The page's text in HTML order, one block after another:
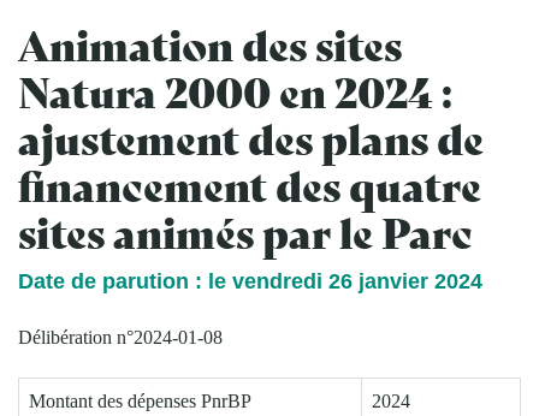
Animation des sites
Natura 2000 en 2024 :
ajustement des plans de
financement des quatre
sites animés par le Parc
Date de parution : le vendredi 26 janvier 2024
Délibération n°2024-01-08
Montant des dépenses PnrBP 2024